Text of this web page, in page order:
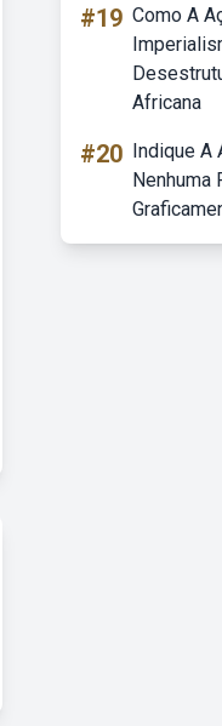
#19 Como A
Africana
#20 Indique A
Nenhuma